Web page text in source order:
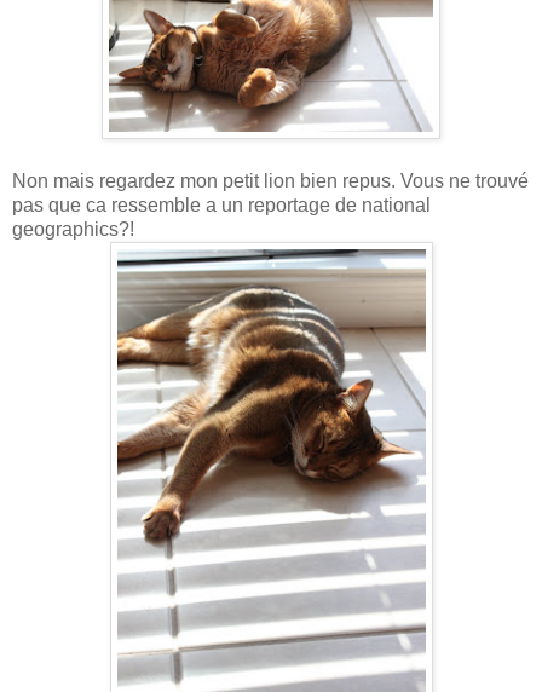
Non mais regardez mon petit lion bien repus. Vous ne trouvé
pas que ca ressemble a un reportage de national
geographics?!